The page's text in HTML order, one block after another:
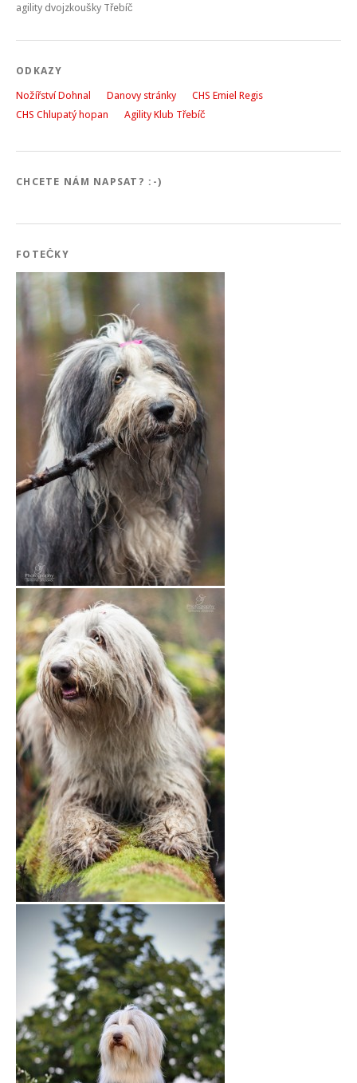
agility dvojzkoušky Třebíč
ODKAZY
Nožířství Dohnal Danovy stránky
CHS Emiel Regis
CHS Chlupatý hopan
Agility Klub Třebíč
CHCETE NÁM NAPSAT? :-)
FOTEČKY